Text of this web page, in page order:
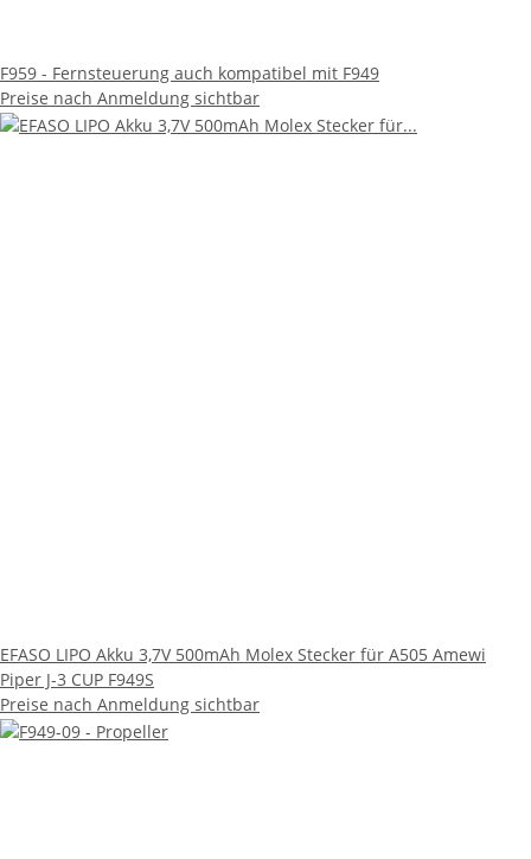
F959 - Fernsteuerung auch kompatibel mit F949
Preise nach Anmeldung sichtbar
EFASO LIPO Akku 3,7V 500mAh Molex Stecker für A505 Amewi
Piper J-3 CUP F949S
Preise nach Anmeldung sichtbar